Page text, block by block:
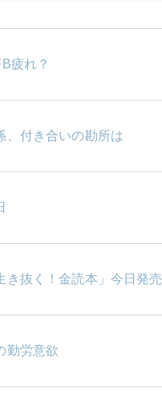
疲れ？
、付き合いの勘所は
き抜く！金読本」今日発売
勤労意欲